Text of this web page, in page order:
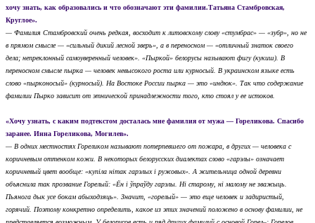
хочу знать, как образовались и что обозначают эти фамилии.Татьяна Стамбровская,
Круглое».
— Фамилия Стамбровский очень редкая, восходит к литовскому слову «стумбрас» — «зубр», но не
в прямом смысле — «сильный дикий лесной зверь», а в переносном — «отличный знаток своего
дела; непреклонный самоуверенный человек». «Пыркой» белорусы называют фигу (кукиш). В
переносном смысле пырка — человек невысокого роста или курносый. В украинском языке есть
слово «пырконосый» (курносый). На Востоке России пырка — это «индюк». Так что содержание
фамилии Пырко зависит от этнической принадлежности того, кто стоял у ее истоков.
«Хочу узнать, с каким подтекстом досталась мне фамилия от мужа — Гореликова. Спасибо
заранее. Инна Гореликова, Могилев».
— В одних местностях Гореликом называют потерпевшего от пожара, в других — человека с
коричневым оттенком кожи. В некоторых белорусских диалектах слово «гарэлы» означает
коричневый цвет вообще: «купiла нiтак гарэлых i ружовых». А жительница одной деревни
объяснила так прозвание Горелый: «Ён i ўпраўду гарэлы. Нi старому, нi малому не зважыць.
Пьянога дык усе бокам абыходзяць». Значит, «горелый» — это еще человек и задиристый,
горячий. Поэтому конкретно определить, какое из этих значений положено в основу фамилии, не